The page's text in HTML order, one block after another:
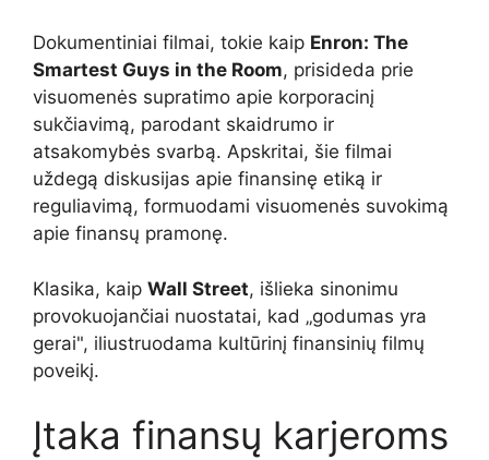
Dokumentiniai filmai, tokie kaip Enron: The
Smartest Guys in the Room, prisideda prie
visuomenės supratimo apie korporacinį
sukčiavimą, parodant skaidrumo ir
atsakomybės svarbą. Apskritai, šie filmai
uždegą diskusijas apie finansinę etiką ir
reguliavimą, formuodami visuomenės suvokimą
apie finansų pramonę.
Klasika, kaip Wall Street, išlieka sinonimu
provokuojančiai nuostatai, kad „godumas yra
gerai", iliustruodama kultūrinį finansinių filmų
poveikį.
Įtaka finansų karjeroms